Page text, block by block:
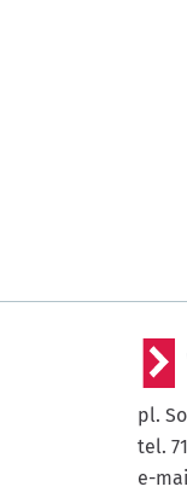
pl.
tel.
e-